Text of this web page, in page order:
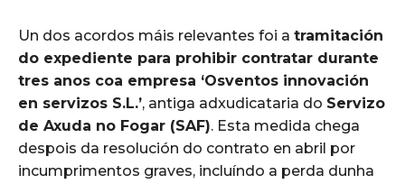
Un dos acordos máis relevantes foi a tramitación
do expediente para prohibir contratar durante
tres anos coa empresa ‘Osventos innovación
en servizos S.L.’, antiga adxudicataria do Servizo
de Axuda no Fogar (SAF). Esta medida chega
despois da resolución do contrato en abril por
incumprimentos graves, incluíndo a perda dunha